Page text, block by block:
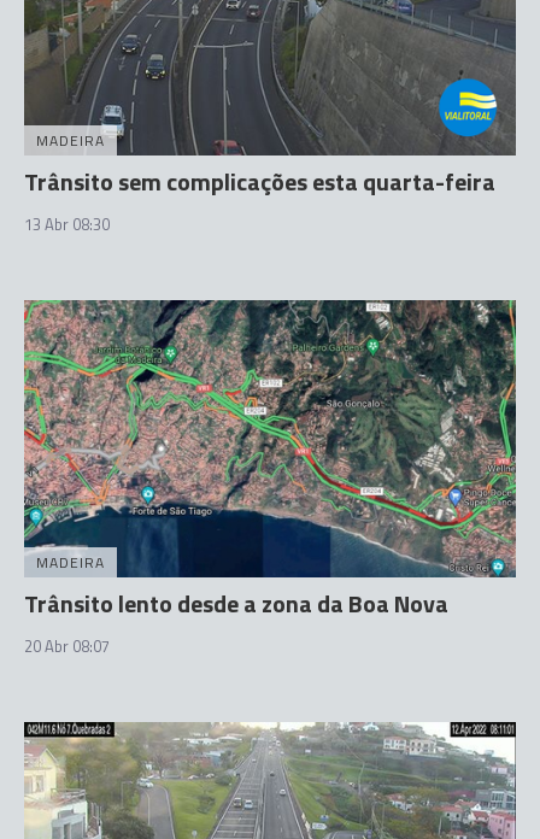
MADEIRA
Trânsito sem complicações esta quarta-feira
13 Abr 08:30
MADEIRA
Trânsito lento desde a zona da Boa Nova
20 Abr 08:07